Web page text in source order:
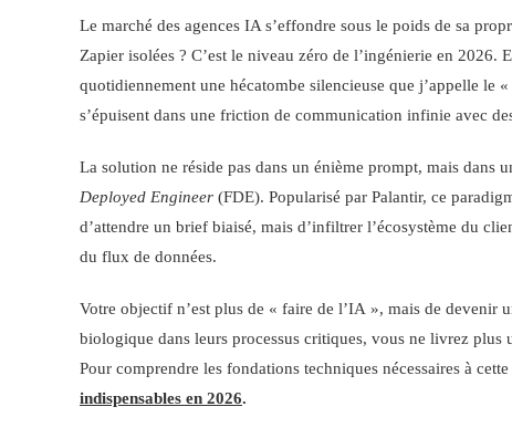
Le marché des agences IA s’effondre sous le poids de sa
Zapier isolées ? C’est le niveau zéro de l’ingénierie en 2026.
quotidiennement une hécatombe silencieuse que j’appelle le
s’épuisent dans une friction de communication infinie avec
La solution ne réside pas dans un énième prompt, mais dans
Deployed Engineer (FDE). Popularisé par Palantir, ce
d’attendre un brief biaisé, mais d’infiltrer l’écosystème du
du flux de données.
Votre objectif n’est plus de « faire de l’IA », mais de devenir
biologique dans leurs processus critiques, vous ne livrez
Pour comprendre les fondations techniques nécessaires à
indispensables en 2026.